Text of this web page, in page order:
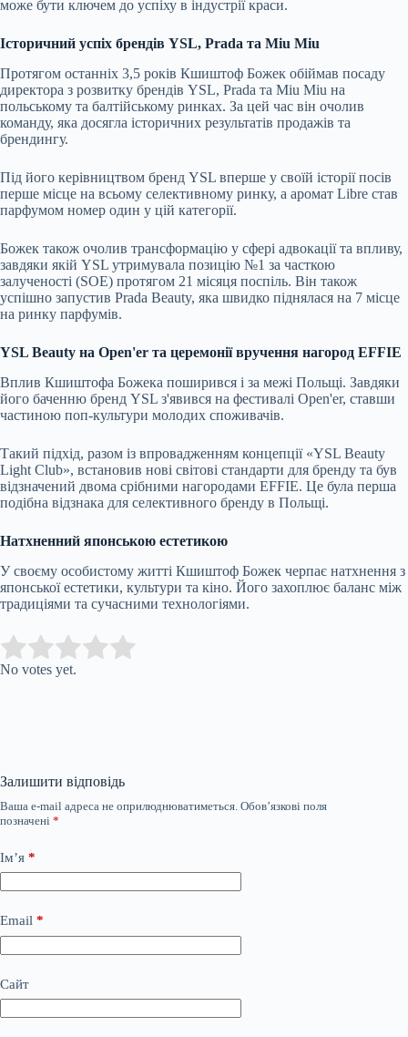
може бути ключем до успіху в індустрії краси.
Історичний успіх брендів YSL, Prada та Miu Miu
Протягом останніх 3,5 років Кшиштоф Божек обіймав посаду
директора з розвитку брендів YSL, Prada та Miu Miu на
польському та балтійському ринках. За цей час він очолив
команду, яка досягла історичних результатів продажів та
брендингу.
Під його керівництвом бренд YSL вперше у своїй історії посів
перше місце на всьому селективному ринку, а аромат Libre став
парфумом номер один у цій категорії.
Божек також очолив трансформацію у сфері адвокації та впливу,
завдяки якій YSL утримувала позицію №1 за часткою
залученості (SOE) протягом 21 місяця поспіль. Він також
успішно запустив Prada Beauty, яка швидко піднялася на 7 місце
на ринку парфумів.
YSL Beauty на Open'er та церемонії вручення нагород EFFIE
Вплив Кшиштофа Божека поширився і за межі Польщі. Завдяки
його баченню бренд YSL з'явився на фестивалі Open'er, ставши
частиною поп-культури молодих споживачів.
Такий підхід, разом із впровадженням концепції «YSL Beauty
Light Club», встановив нові світові стандарти для бренду та був
відзначений двома срібними нагородами EFFIE. Це була перша
подібна відзнака для селективного бренду в Польщі.
Натхненний японською естетикою
У своєму особистому житті Кшиштоф Божек черпає натхнення з
японської естетики, культури та кіно. Його захоплює баланс між
традиціями та сучасними технологіями.
Rate this item:
No votes yet.
Залишити відповідь
Ваша e-mail адреса не оприлюднюватиметься. Обов’язкові поля
позначені *
Ім’я *
Email *
Сайт